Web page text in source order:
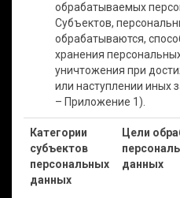
обрабатываемых
Субъектов,
обрабатываются,
хранения
уничтожения при
или наступлении иных
– Приложение 1).
Категории
субъектов
персональных
данных
Цели
данных